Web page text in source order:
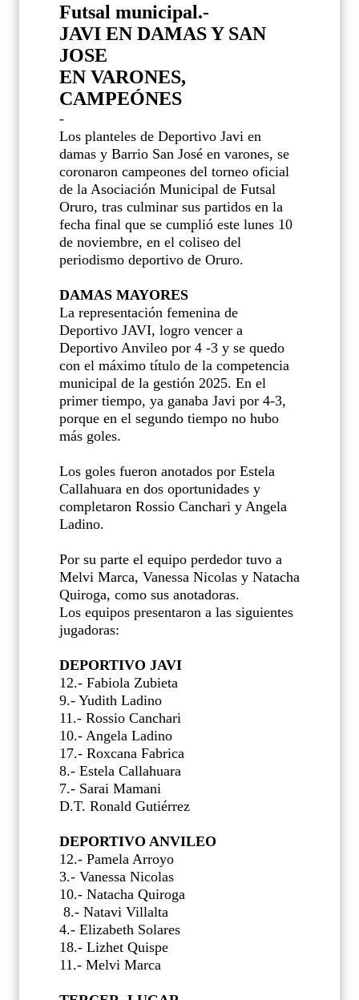
Futsal municipal.-
JAVI EN DAMAS Y SAN
JOSE
EN VARONES,
CAMPEÓNES
-
Los planteles de Deportivo Javi en
damas y Barrio San José en varones, se
coronaron campeones del torneo oficial
de la Asociación Municipal de Futsal
Oruro, tras culminar sus partidos en la
fecha final que se cumplió este lunes 10
de noviembre, en el coliseo del
periodismo deportivo de Oruro.
DAMAS MAYORES
La representación femenina de
Deportivo JAVI, logro vencer a
Deportivo Anvileo por 4 -3 y se quedo
con el máximo título de la competencia
municipal de la gestión 2025. En el
primer tiempo, ya ganaba Javi por 4-3,
porque en el segundo tiempo no hubo
más goles.
Los goles fueron anotados por Estela
Callahuara en dos oportunidades y
completaron Rossio Canchari y Angela
Ladino.
Por su parte el equipo perdedor tuvo a
Melvi Marca, Vanessa Nicolas y Natacha
Quiroga, como sus anotadoras.
Los equipos presentaron a las siguientes
jugadoras:
DEPORTIVO JAVI
12.- Fabiola Zubieta
9.- Yudith Ladino
11.- Rossio Canchari
10.- Angela Ladino
17.- Roxcana Fabrica
8.- Estela Callahuara
7.- Sarai Mamani
D.T. Ronald Gutiérrez
DEPORTIVO ANVILEO
12.- Pamela Arroyo
3.- Vanessa Nicolas
10.- Natacha Quiroga
8.- Natavi Villalta
4.- Elizabeth Solares
18.- Lizhet Quispe
11.- Melvi Marca